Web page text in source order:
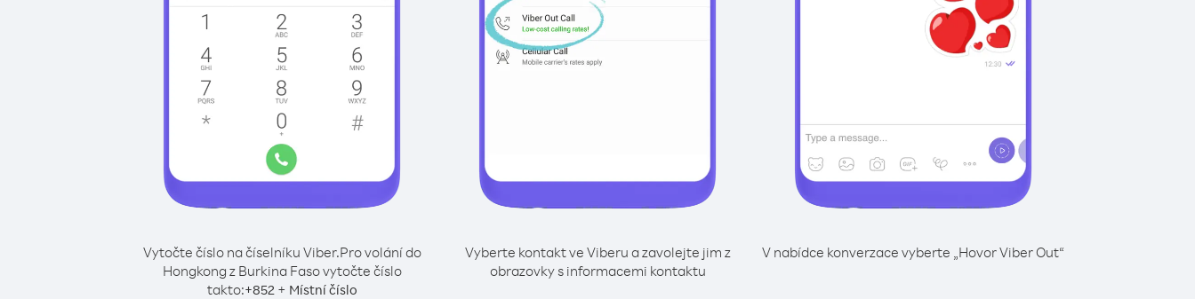
Vytočte číslo na číselníku Viber.Pro volání do
Hongkong z Burkina Faso vytočte číslo
takto:+852+ Místní číslo
Vyberte kontakt ve Viberu a zavolejte jim z
obrazovky s informacemi kontaktu
V nabídce konverzace vyberte „Hovor Viber Out“